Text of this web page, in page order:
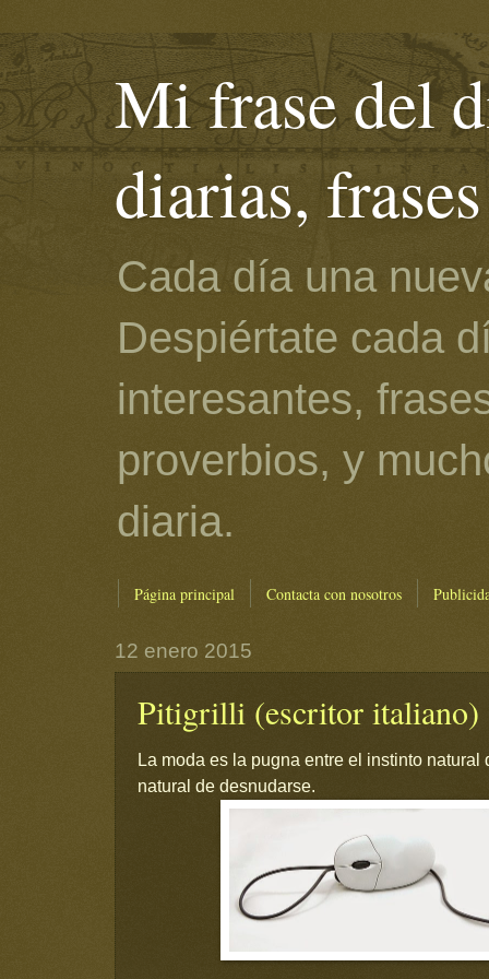
Mi frase del
diarias,
Cada día una
Despiértate cada
interesantes,
proverbios, y
diaria.
Página principal Contacta con nosotros
12 enero 2015
Pitigrilli (escritor italiano)
La moda es la pugna entre el instinto natural
natural de desnudarse.